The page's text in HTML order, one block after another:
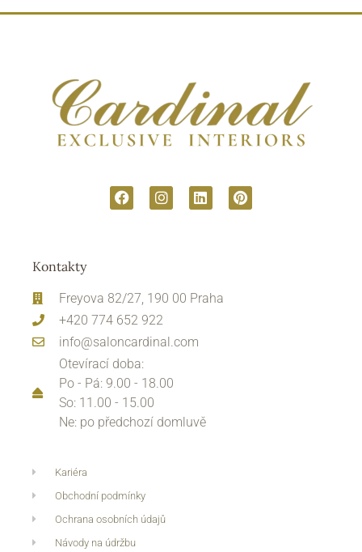
Kontakty
Freyova 82/27, 190 00 Praha
+420 774 652 922
info@saloncardinal.com
Otevírací doba:
Po - Pá: 9.00 - 18.00
So: 11.00 - 15.00
Ne: po předchozí domluvě
Kariéra
Obchodní podmínky
Ochrana osobních údajů
Návody na údržbu